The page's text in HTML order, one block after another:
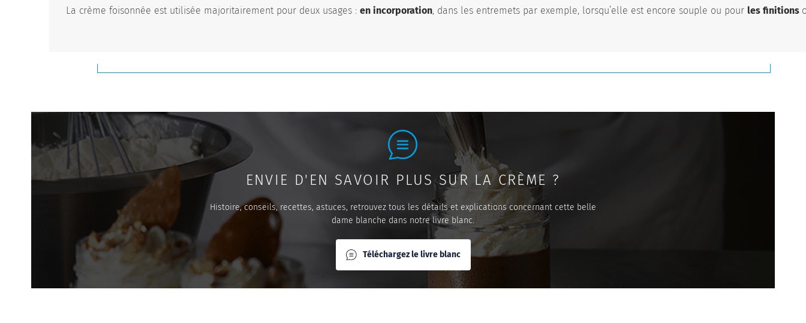
La crème foisonnée est utilisée majoritairement pour deux usages : en incorporation, dans les entremets par exemple, lorsqu’elle est encore souple ou pour les finitions
ENVIE D'EN SAVOIR PLUS SUR LA CRÈME ?
Histoire, conseils, recettes, astuces, retrouvez tous les détails et explications concernant cette belle
dame blanche dans notre livre blanc.
Téléchargez le livre blanc